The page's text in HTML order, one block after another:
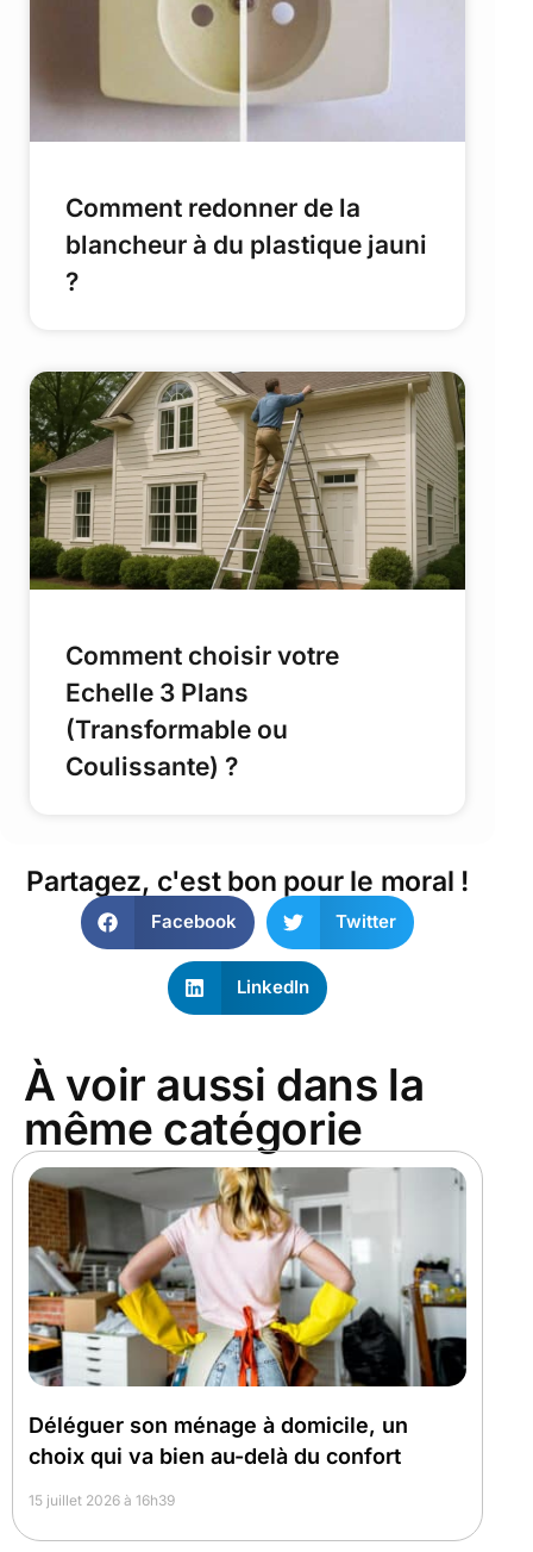
Comment redonner de la
blancheur à du plastique jauni
?
Comment choisir votre
Echelle 3 Plans
(Transformable ou
Coulissante) ?
Partagez, c'est bon pour le moral !
Facebook Twitter
LinkedIn
À voir aussi dans la
même catégorie
Déléguer son ménage à domicile, un
choix qui va bien au-delà du confort
15 juillet 2026 à 16h39